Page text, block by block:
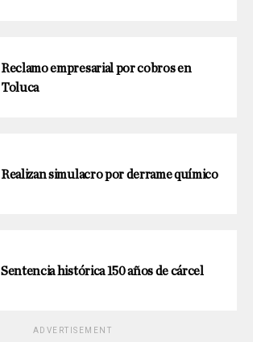
Reclamo empresarial por cobros en
Toluca
Realizan simulacro por derrame químico
Sentencia histórica 150 años de cárcel
ADVERTISEMENT